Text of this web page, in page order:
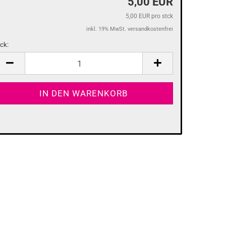
5,00 EUR pro stck
inkl. 19% MwSt. versandkostenfrei